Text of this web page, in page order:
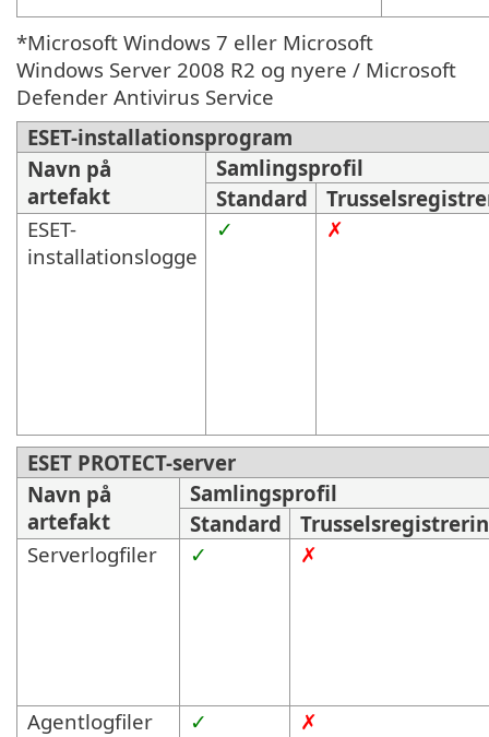
*Microsoft Windows 7 eller Microsoft
Windows Server 2008 R2 og nyere / Microsoft
Defender Antivirus Service
ESET-installationsprogram
Navn på
artefakt
Samlingsprofil
Standard
ESET-
installationslogge
✓ ✗
ESET PROTECT-server
Navn på
artefakt
Samlingsprofil
Standard
Serverlogfiler
✓ ✗
Agentlogfiler ✓ ✗